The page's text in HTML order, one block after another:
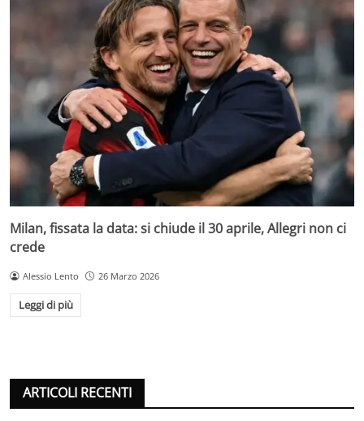
Milan, fissata la data: si chiude il 30 aprile, Allegri non ci
crede
Alessio Lento 26 Marzo 2026
Leggi di più
ARTICOLI RECENTI